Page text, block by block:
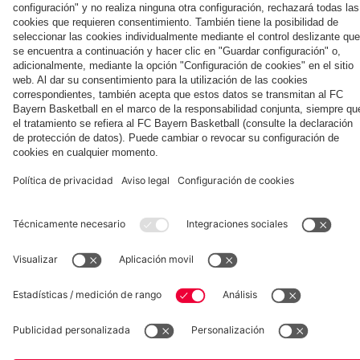
con
Hainer,
Eberl y
ante el
Aston
Villa
Kong Jeju
contra
el Jeju
SK
Aviso legal Política de privacidad Condiciones de uso
Accesibilidad
Sistema de denuncia
Contacto Ajustes de cookies